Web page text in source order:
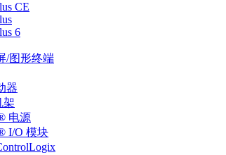
CE
6
/图形终端
器
架
电源
I/O 模块